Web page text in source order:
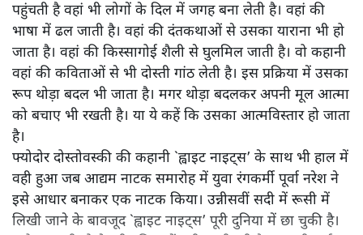
पहुंचती है वहां भी लोगों के दिल में जगह बना लेती है। वहां की
भाषा में ढल जाती है। वहां की दंतकथाओं से उसका याराना भी हो
जाता है। वहां की किस्सागोई शैली से घुलमिल जाती है। वो कहानी
वहां की कविताओं से भी दोस्ती गांठ लेती है। इस प्रक्रिया में उसका
रूप थोड़ा बदल भी जाता है। मगर थोड़ा बदलकर अपनी मूल आत्मा
को बचाए भी रखती है। या ये कहें कि उसका आत्मविस्तार हो जाता
है।
फ्योदोर दोस्तोवस्की की कहानी `ह्वाइट नाइट्स’ के साथ भी हाल में
वही हुआ जब आद्यम नाटक समारोह में युवा रंगकर्मी पूर्वा नरेश ने
इसे आधार बनाकर एक नाटक किया। उन्नीसवीं सदी में रूसी में
लिखी जाने के बावजूद `ह्वाइट नाइट्स’ पूरी दुनिया में छा चुकी है।